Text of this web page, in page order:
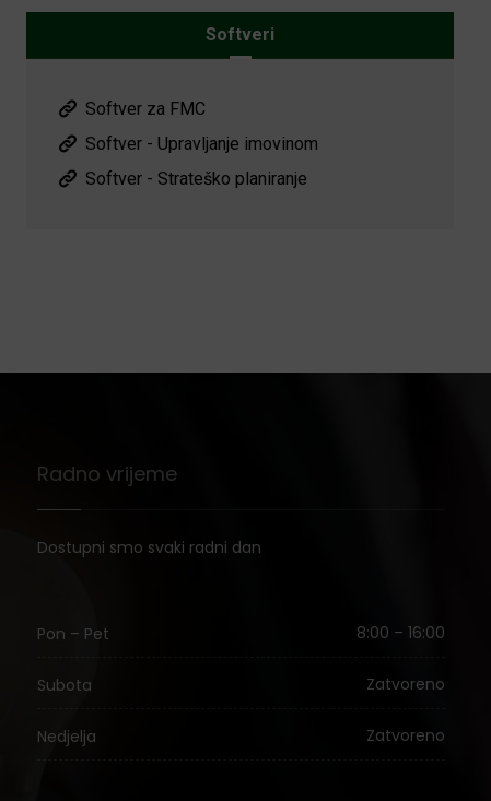
Softveri
Softver za FMC
Softver - Upravljanje imovinom
Softver - Strateško planiranje
Radno vrijeme
Dostupni smo svaki radni dan
Pon – Pet 8:00 – 16:00
Subota Zatvoreno
Nedjelja Zatvoreno